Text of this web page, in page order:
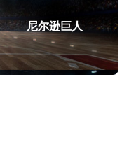
尼尔逊巨人